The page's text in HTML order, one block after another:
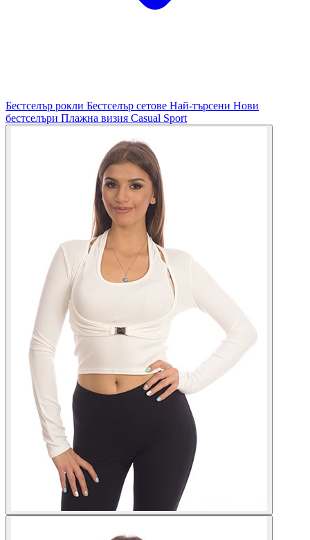
Бестселър рокли Бестселър сетове Най-търсени Нови
бестселъри Плажна визия Casual Sport